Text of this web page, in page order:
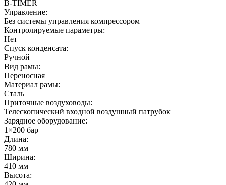
B-TIMER
Управление:
Без системы управления компрессором
Контролируемые параметры:
Нет
Спуск конденсата:
Ручной
Вид рамы:
Переносная
Материал рамы:
Сталь
Приточные воздуховоды:
Телескопический входной воздушный патрубок
Зарядное оборудование:
1×200 бар
Длина:
780 мм
Ширина:
410 мм
Высота: